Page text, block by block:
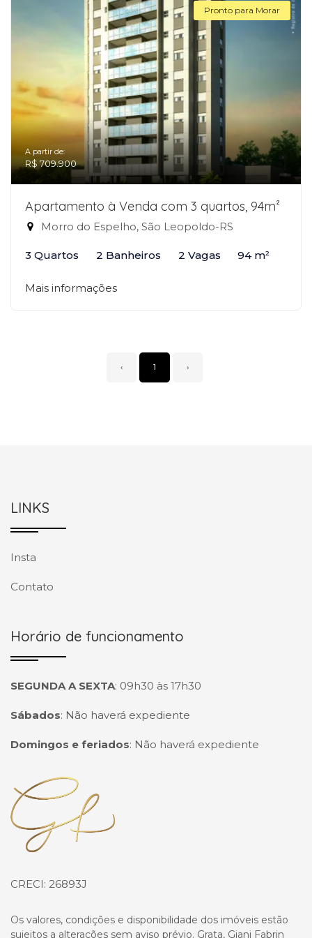
Pronto para Morar
A partir de:
R$ 709.900
Apartamento à Venda com 3 quartos, 94m²
Morro do Espelho, São Leopoldo-RS
3 Quartos 2 Banheiros 2 Vagas 94 m²
Mais informações
‹ 1 ›
LINKS
Insta
Contato
Horário de funcionamento
SEGUNDA A SEXTA: 09h30 às 17h30
Sábados: Não haverá expediente
Domingos e feriados: Não haverá expediente
Página inicial
CRECI: 26893J
Os valores, condições e disponibilidade dos imóveis estão
sujeitos a alterações sem aviso prévio. Grata, Giani Fabrin